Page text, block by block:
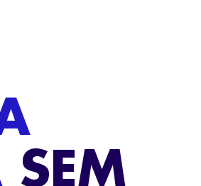
orgânica e IAs como ChatGPT.
DENTAL
por tratamento desde o primeiro dia.
ORGÂNICAS
Facebook e TikTok dental.
DENTAL
visitas em consultas marcadas.
SEM